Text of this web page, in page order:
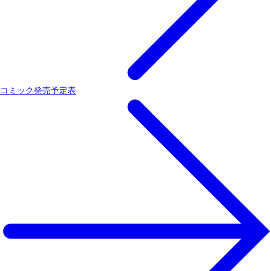
コミック発売予定表